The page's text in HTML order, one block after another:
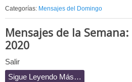
Categorías: Mensajes del Domingo
Mensajes de la
2020
Salir
Sigue Leyendo Más…